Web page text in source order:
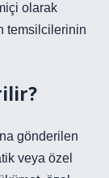
olarak
temsilcilerinin
gönderilen
veya özel